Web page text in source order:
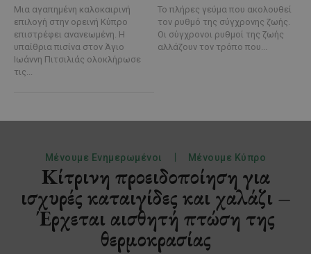
Μια αγαπημένη καλοκαιρινή
επιλογή στην ορεινή Κύπρο
επιστρέφει ανανεωμένη. Η
υπαίθρια πισίνα στον Άγιο
Ιωάννη Πιτσιλιάς ολοκλήρωσε
τις...
Το πλήρες γεύμα που ακολουθεί
τον ρυθμό της σύγχρονης ζωής.
Οι σύγχρονοι ρυθμοί της ζωής
αλλάζουν τον τρόπο που...